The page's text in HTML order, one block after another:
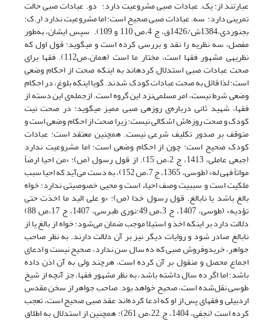
عبارتند از: یک. عبادات صبی مشروعیت دارد؛ دو. عبادات صبی حالت
تمرینی دارد؛ سه. عبادات صبی صحیح است؛ اما مشروعیت ندارد (ر.ک:
بجنوردی،1384ش/1426ق، ج 4،ص 110 و 109). سپس ایشان، به‌طور
مفصل، سه نظریه را نقد و بررسی کرده است و می­گوید: قول اول که
نظریه­ی مشهور فقها است، مختار ما است (همان،ص112). فقها برای
صحت عبادات صبی استدلال کرده­اند به اینکه صحت از احکام وضعی
است؛ لذا قائل به صحت عبادات کودک شدند. گویا اینکه بلوغ، در احکام
وضعی شرط نیست، امر مسلمی‌‌نزد این گروه است. ازجمله‌ی این دسته از
فقها، شهید ثانی درباره‌ی روزه­ی صبی ممیز می­گوید: در صحت نیت
کودک و صحت روزه‌اش اشکالی نیست؛ زیرا صحت از احکام وضعی است و
متوقف بر صدور تکلیف شرعی نیست. همچنین معتقد است: عبادات
کودک صحیح است؛ چون از احکام وضعی است؛ اما مشروعیت ندارد
(جبعی عاملی، 1413، ج 2،ص 15). از قول رسول (ص): «من احیا ارضاً
مواتاً فهی له» (طوسی، 1365، ج 7،ص 152)، به دست می‌آید که احیا سبب
ملکیت است و سببیت وصف احیاء است و محیی خصوصیتی ندارد؛ خواه
بالغ باشد یا نابالغ. قول رسول خدا (ص): «و علی الید ما اخذت حتی
تؤدیه» (طوسی، 1407، ج 3،ص 49؛نوری طبرسی، 1407، ج 17،ص 88)
دلالت دارد بر اینکه اخذ و استیلا موجب ضمان می‌شود؛ خواه از بالغ یا از
نابالغ صادر شود و روایات دیگر نیز بر آن دلالت دارند. به نظر صاحب
جواهر، خریدوفروش صبی که ده سال سن ندارد، صحیح نیست و ادعای
اجماع محصل و منقول بر آن کرده است، هرچند ولی به آن اذن داده
باشد؛ اما اگر ده سال داشته باشد، به نظر مشهور فقها، جز آنچه از شیخ
طوسی نقل‌شده است، صحیح خواهد بود. صاحب جواهر از سخن مقدس
اردبیلی و فقهای پس از او که ادعا کرده‌اند عقد صبی صحیح است، تعجب
کرده است (نجفی، 1404، ج 22،ص 261)؛ همچنین از استدلال به اطلاق